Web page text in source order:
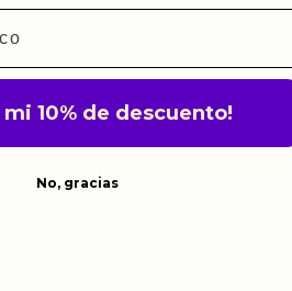
mi 10% de descuento!
No, gracias